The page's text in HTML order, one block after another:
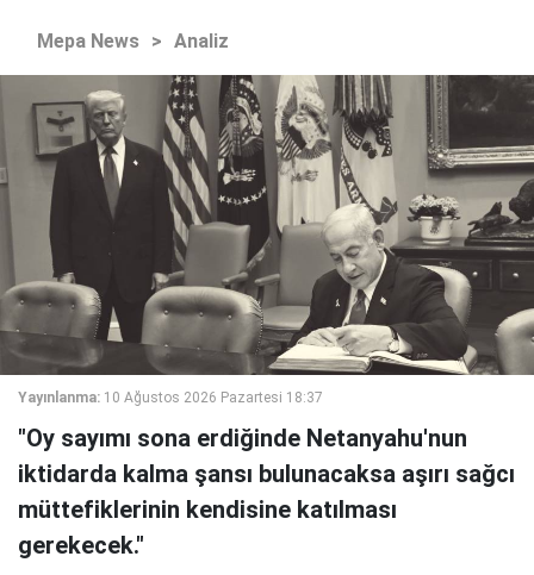
Mepa News > Analiz
Yayınlanma: 10 Ağustos 2026 Pazartesi 18:37
"Oy sayımı sona erdiğinde Netanyahu'nun
iktidarda kalma şansı bulunacaksa aşırı sağcı
müttefiklerinin kendisine katılması
gerekecek."